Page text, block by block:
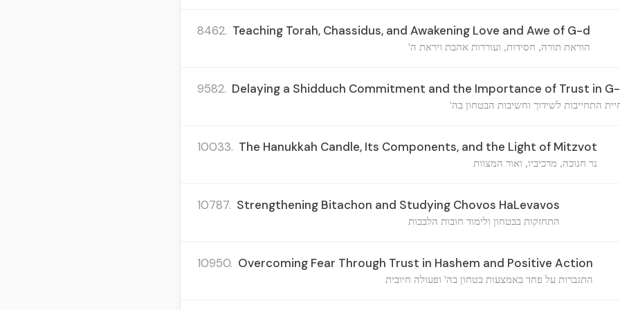
8462. Teaching Torah, Chassidus, and Awakening Love and Awe of G-d
הוראת תורה, חסידות, ועוררות אהבת ויראת ה'
9582. Delaying a Shidduch Commitment and the Importance of Trust in
התחייבות לשידוך וחשיבות הבטחון בה'
10033. The Hanukkah Candle, Its Components, and the Light of Mitzvot
נר חנוכה, מרכיביו, ואור המצוות
10787. Strengthening Bitachon and Studying Chovos HaLevavos
התחזקות בבטחון ולימוד חובות הלבבות
10950. Overcoming Fear Through Trust in Hashem and Positive Action
התגברות על פחד באמצעות בטחון בה' ופעולה חיובית